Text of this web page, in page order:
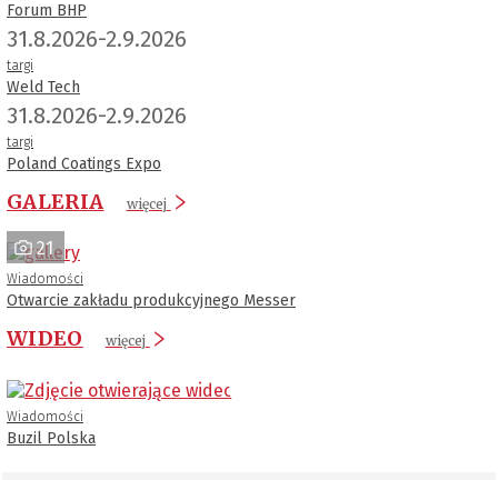
Forum BHP
31.8.2026-2.9.2026
targi
Weld Tech
31.8.2026-2.9.2026
targi
Poland Coatings Expo
GALERIA więcej
21
Wiadomości
Otwarcie zakładu produkcyjnego Messer
WIDEO więcej
Wiadomości
Buzil Polska